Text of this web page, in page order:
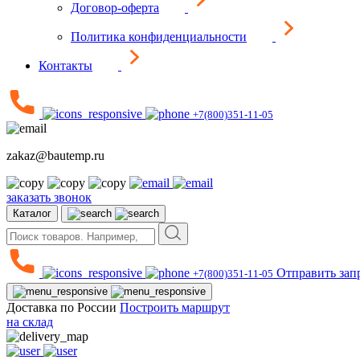
Договор-оферта
Политика конфиденциальности
Контакты
+7(800)351-11-05
zakaz@bautemp.ru
заказать звонок
Каталог
+7(800)351-11-05 Отправить
Доставка по России Построить маршрут
на склад